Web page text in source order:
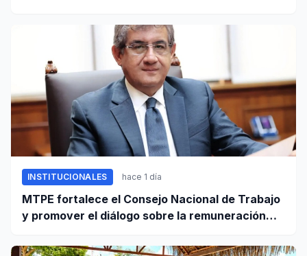
INSTITUCIONALES hace 1 día
MTPE fortalece el Consejo Nacional de Trabajo
y promover el diálogo sobre la remuneración